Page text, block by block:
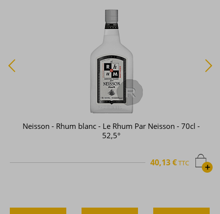
Neisson - Rhum blanc - Le Rhum Par Neisson - 70cl -
52,5°
+
40,13 €TTC